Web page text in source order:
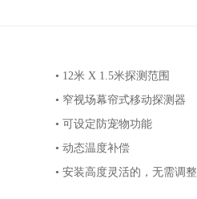
• 12米 X 1.5米探测范围
• 窄视场幕帘式移动探测器
• 可设定防宠物功能
• 动态温度补偿
• 安装高度灵活的，无需调整